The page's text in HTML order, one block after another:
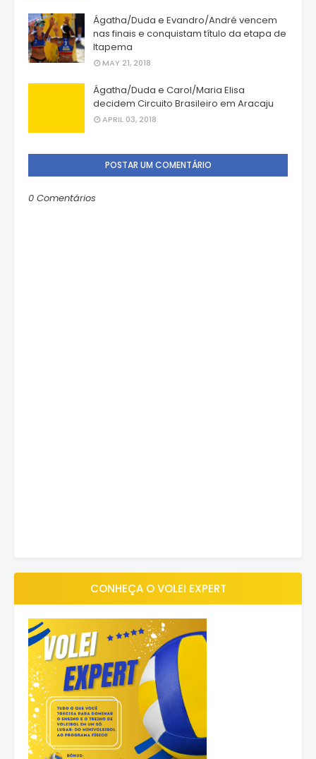
Ágatha/Duda e Evandro/André vencem
nas finais e conquistam título da etapa de
Itapema
MAY 21, 2018
Ágatha/Duda e Carol/Maria Elisa
decidem Circuito Brasileiro em Aracaju
APRIL 03, 2018
POSTAR UM COMENTÁRIO
0 Comentários
CONHEÇA O VOLEI EXPERT